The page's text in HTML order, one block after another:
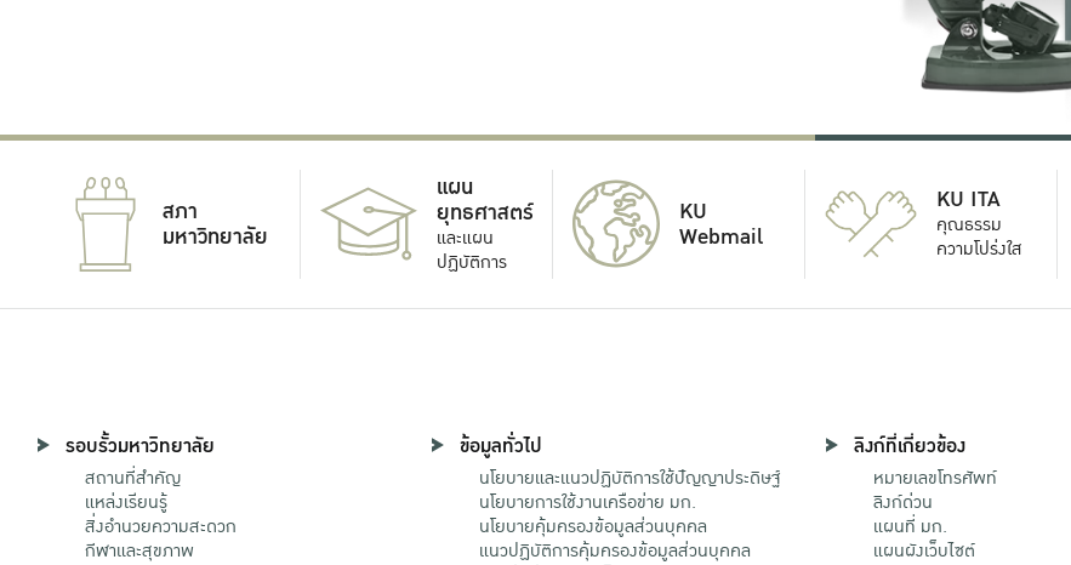
สภา
มหาวิทยาลัย
แผน
ยุทธศาสตร์
และแผน
ปฏิบัติการ
KU
Webmail
KU ITA
คุณธรรม
ความโปร่งใส
รอบรั้วมหาวิทยาลัย
สถานที่สำคัญ
แหล่งเรียนรู้
สิ่งอำนวยความสะดวก
กีฬาและสุขภาพ
ข้อมูลทั่วไป
นโยบายและแนวปฏิบัติการใช้ปัญญาประดิษฐ์
นโยบายการใช้งานเครือข่าย มก.
นโยบายคุ้มครองข้อมูลส่วนบุคคล
แนวปฏิบัติการคุ้มครองข้อมูลส่วนบุคคล
ลิงก์ที่เกี่ยวข้อง
หมายเลขโทรศัพท์
ลิงก์ด่วน
แผนที่ มก.
แผนผังเว็บไซต์